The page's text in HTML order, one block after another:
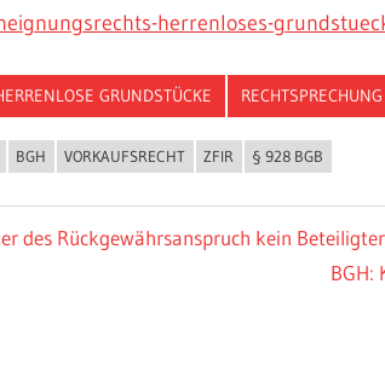
herrenloses-
GRUNDSTÜCKE RECHTSPRECHUNG
BGH VORKAUFSRECHT ZFIR § 928 BGB
des Rückgewährsanspruch kein
BGH: